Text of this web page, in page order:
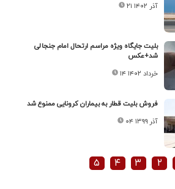
۲۱ آذر ۱۴۰۲
بلیت جایگاه ویژه‌ مراسم ارتحال امام جنجالی
شد+عکس
۱۴ خرداد ۱۴۰۲
فروش بلیت قطار به بیماران کرونایی ممنوع شد
۰۴ آذر ۱۳۹۹
۲ ۳ ۴ ۵